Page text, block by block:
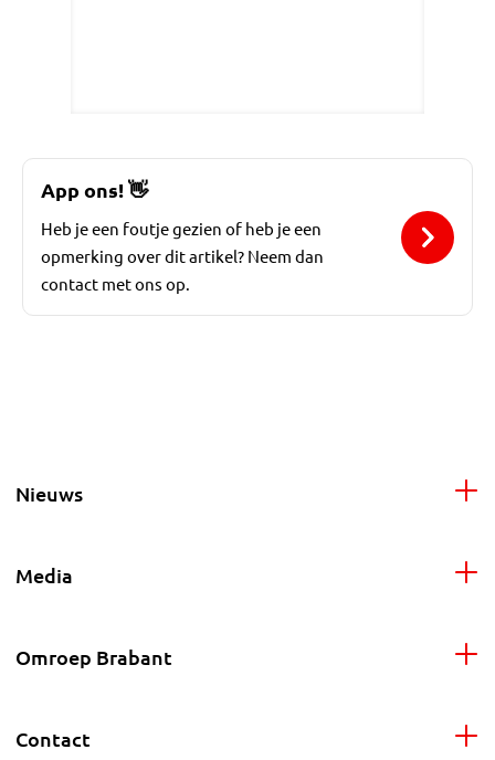
App ons!👋
Heb je een foutje gezien of heb je een
opmerking over dit artikel? Neem dan
contact met ons op.
Nieuws
Media
Omroep Brabant
Contact